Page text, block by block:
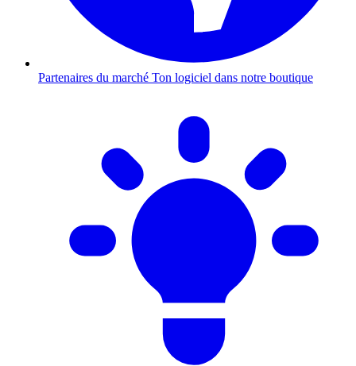
Partenaires du marché Ton logiciel dans notre boutique